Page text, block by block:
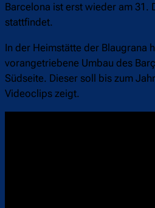
Barcelona ist erst wieder am 31.
stattfindet.
In der Heimstätte der Blaugrana
vorangetriebene Umbau des
Südseite. Dieser soll bis zum
Videoclips zeigt.